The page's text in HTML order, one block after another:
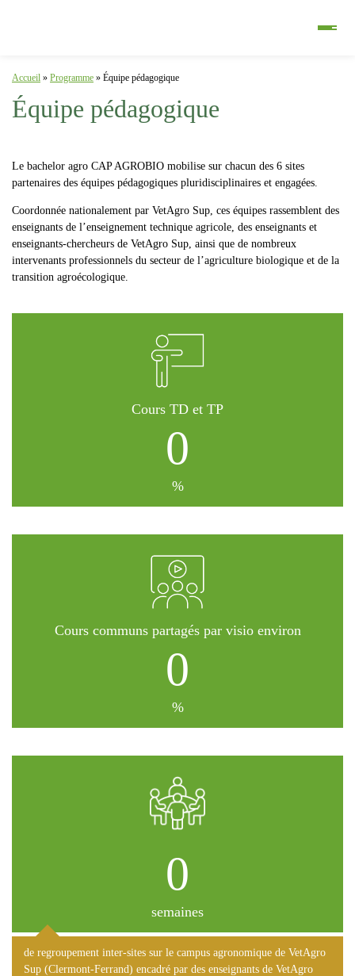
Accueil » Programme » Équipe pédagogique
Équipe pédagogique
Le bachelor agro CAP AGROBIO mobilise sur chacun des 6 sites
partenaires des équipes pédagogiques pluridisciplinaires et engagées
Coordonnée nationalement par VetAgro Sup, ces équipes rassemblent des
enseignants de l’enseignement technique agricole , des enseignants et
enseignants-chercheurs de VetAgro Sup , ainsi que de nombreux
intervenants professionnels du secteur de l’agriculture biologique et de la
transition agroécologique.
Cours TD et TP
0
%
Cours communs partagés par visio environ
0
%
0
semaines
de regroupement inter-sites sur le campus agronomique de VetAgro
Sup (Clermont-Ferrand) encadré par des enseignants de VetAgro